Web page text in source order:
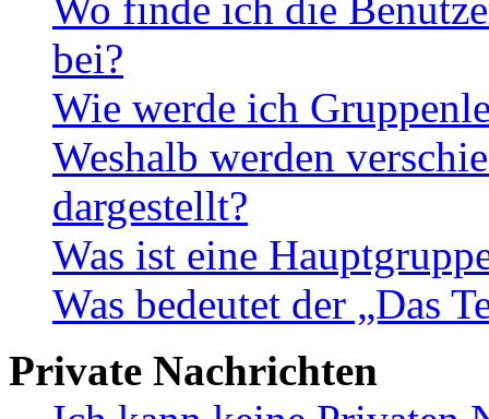
bei?
Wie werde ich
Weshalb werden
dargestellt?
Was ist eine
Was bedeutet der „Das
Private Nachrichten